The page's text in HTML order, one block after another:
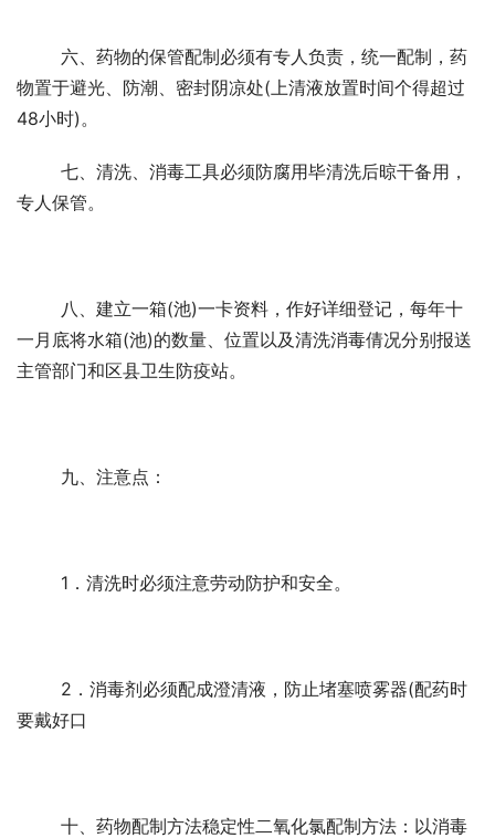
物置于避光、防潮、密封阴凉处(上清液放置时间个得超过
48小时)。
专人保管。
一月底将水箱(池)的数量、位置以及清洗消毒倩况分别报送
主管部门和区县卫生防疫站。
	九、注意点：
	1．清洗时必须注意劳动防护和安全。
要戴好口